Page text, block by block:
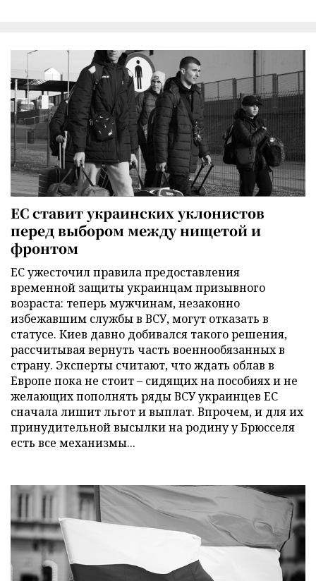
ЕС ставит украинских уклонистов
перед выбором между нищетой и
фронтом
ЕС ужесточил правила предоставления
временной защиты украинцам призывного
возраста: теперь мужчинам, незаконно
избежавшим службы в ВСУ, могут отказать в
статусе. Киев давно добивался такого решения,
рассчитывая вернуть часть военнообязанных в
страну. Эксперты считают, что ждать облав в
Европе пока не стоит – сидящих на пособиях и не
желающих пополнять ряды ВСУ украинцев ЕС
сначала лишит льгот и выплат. Впрочем, и для их
принудительной высылки на родину у Брюсселя
есть все механизмы...